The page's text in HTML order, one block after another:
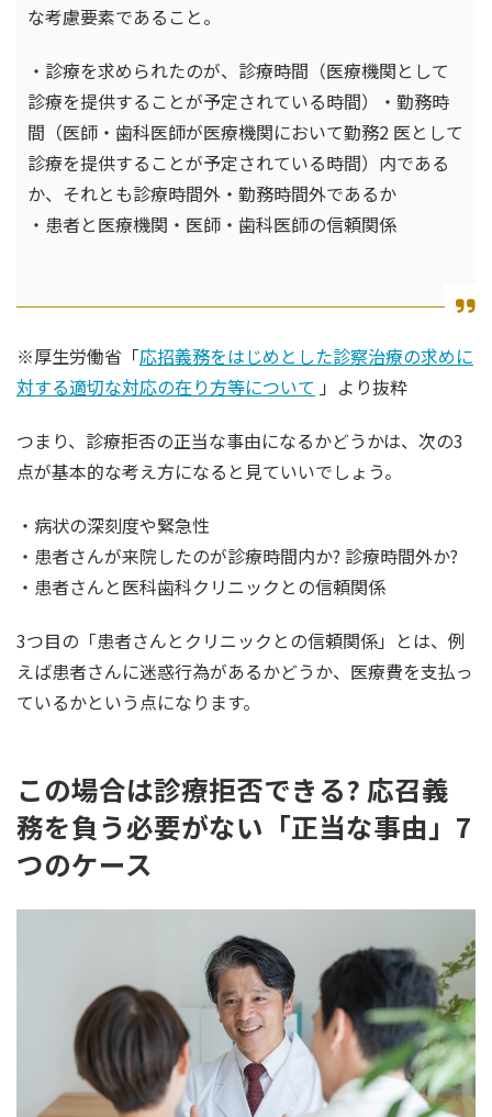
な考慮要素であること。
・診療を求められたのが、診療時間（医療機関として
診療を提供することが予定されている時間）・勤務時
間（医師・歯科医師が医療機関において勤務2 医として
診療を提供することが予定されている時間）内である
か、それとも診療時間外・勤務時間外であるか
・患者と医療機関・医師・歯科医師の信頼関係
※厚生労働省「応招義務をはじめとした診察治療の求めに
対する適切な対応の在り方等について 」より抜粋
つまり、診療拒否の正当な事由になるかどうかは、次の3
点が基本的な考え方になると見ていいでしょう。
・病状の深刻度や緊急性
・患者さんが来院したのが診療時間内か? 診療時間外か?
・患者さんと医科歯科クリニックとの信頼関係
3つ目の「患者さんとクリニックとの信頼関係」とは、例
えば患者さんに迷惑行為があるかどうか、医療費を支払っ
ているかという点になります。
この場合は診療拒否できる? 応召義
務を負う必要がない「正当な事由」7
つのケース